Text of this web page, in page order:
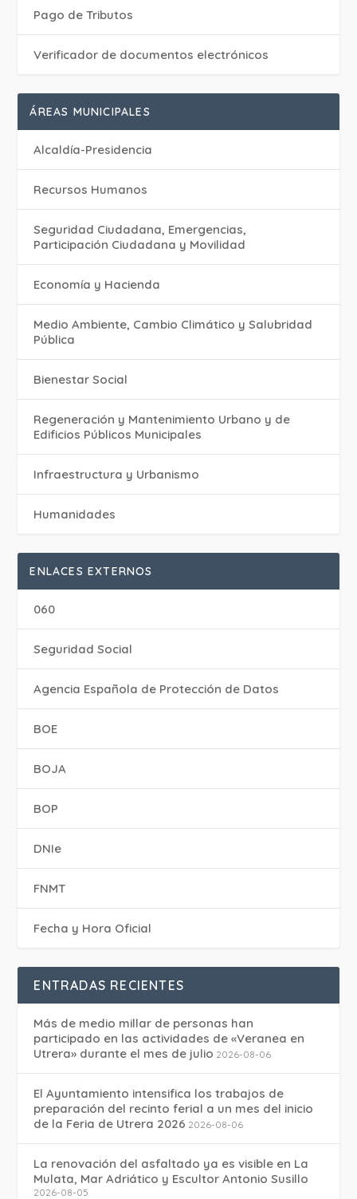
Pago de Tributos
Verificador de documentos electrónicos
ÁREAS MUNICIPALES
Alcaldía-Presidencia
Recursos Humanos
Seguridad Ciudadana, Emergencias,
Participación Ciudadana y Movilidad
Economía y Hacienda
Medio Ambiente, Cambio Climático y Salubridad
Pública
Bienestar Social
Regeneración y Mantenimiento Urbano y de
Edificios Públicos Municipales
Infraestructura y Urbanismo
Humanidades
ENLACES EXTERNOS
060
Seguridad Social
Agencia Española de Protección de Datos
BOE
BOJA
BOP
DNIe
FNMT
Fecha y Hora Oficial
ENTRADAS RECIENTES
Más de medio millar de personas han
participado en las actividades de «Veranea en
Utrera» durante el mes de julio 2026-08-06
El Ayuntamiento intensifica los trabajos de
preparación del recinto ferial a un mes del inicio
de la Feria de Utrera 2026 2026-08-06
La renovación del asfaltado ya es visible en La
Mulata, Mar Adriático y Escultor Antonio Susillo
2026-08-05